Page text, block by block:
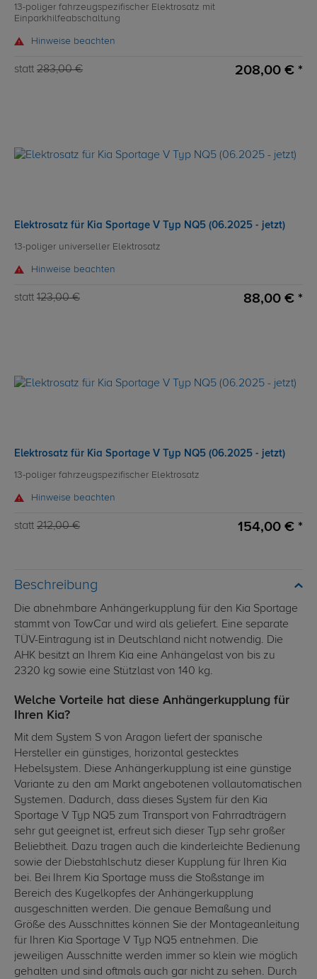
13-poliger fahrzeugspezifischer Elektrosatz mit
Einparkhilfeabschaltung
Hinweise beachten
statt 283,00 € 208,00 € *
Elektrosatz für Kia Sportage V Typ NQ5 (06.2025 - jetzt)
13-poliger universeller Elektrosatz
Hinweise beachten
statt 123,00 € 88,00 € *
Elektrosatz für Kia Sportage V Typ NQ5 (06.2025 - jetzt)
13-poliger fahrzeugspezifischer Elektrosatz
Hinweise beachten
statt 212,00 € 154,00 € *
Beschreibung
Die abnehmbare Anhängerkupplung für den Kia Sportage
stammt von TowCar und wird als geliefert. Eine separate
TÜV-Eintragung ist in Deutschland nicht notwendig. Die
AHK besitzt an Ihrem Kia eine Anhängelast von bis zu
2320 kg sowie eine Stützlast von 140 kg.
Welche Vorteile hat diese Anhängerkupplung für
Ihren Kia?
Mit dem System S von Aragon liefert der spanische
Hersteller ein günstiges, horizontal gestecktes
Hebelsystem. Diese Anhängerkupplung ist eine günstige
Variante zu den am Markt angebotenen vollautomatischen
Systemen. Dadurch, dass dieses System für den Kia
Sportage V Typ NQ5 zum Transport von Fahrradträgern
sehr gut geeignet ist, erfreut sich dieser Typ sehr großer
Beliebtheit. Dazu tragen auch die kinderleichte Bedienung
sowie der Diebstahlschutz dieser Kupplung für Ihren Kia
bei. Bei Ihrem Kia Sportage muss die Stoßstange im
Bereich des Kugelkopfes der Anhängerkupplung
ausgeschnitten werden. Die genaue Bemaßung und
Größe des Ausschnittes können Sie der Montageanleitung
für Ihren Kia Sportage V Typ NQ5 entnehmen. Die
jeweiligen Ausschnitte werden immer so klein wie möglich
gehalten und sind oftmals auch gar nicht zu sehen. Durch